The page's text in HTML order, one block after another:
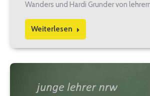
Wanders und Hardi Grunder von
Weiterlesen